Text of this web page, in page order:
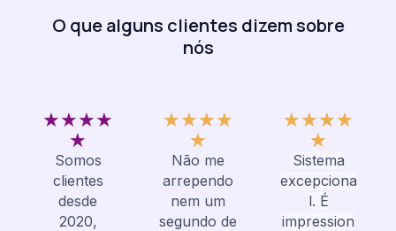
O que alguns clientes dizem sobre
nós
★★★★
★
5
5
Somos
clientes
desde
2020,
★★★★
★
5
5
Não me
arrependo
nem um
segundo de
★★★★
★
5
5
Sistema
excepciona
l. É
impression